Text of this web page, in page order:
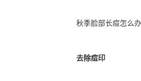
秋季脸部长痘怎么
去除痘印